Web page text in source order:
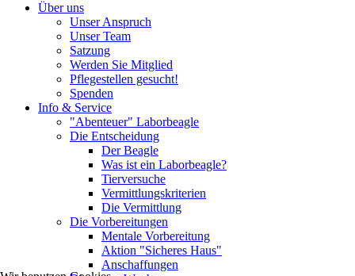
Über uns
Unser Anspruch
Unser Team
Satzung
Werden Sie Mitglied
Pflegestellen gesucht!
Spenden
Info & Service
"Abenteuer" Laborbeagle
Die Entscheidung
Der Beagle
Was ist ein Laborbeagle?
Tierversuche
Vermittlungskriterien
Die Vermittlung
Die Vorbereitungen
Mentale Vorbereitung
Aktion "Sicheres Haus"
Anschaffungen